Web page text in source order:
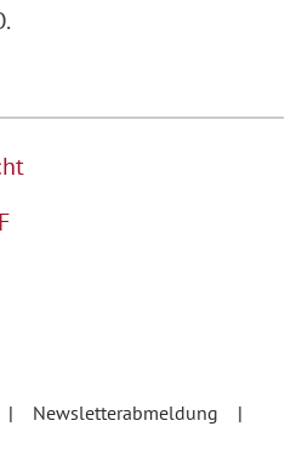
Newsletterabmeldung